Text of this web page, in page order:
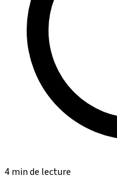
4 min de lecture